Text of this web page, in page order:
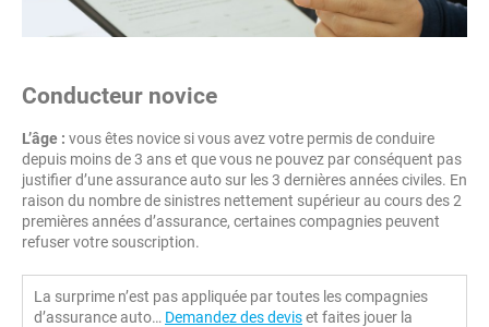
Conducteur novice
L’âge : vous êtes novice si vous avez votre permis de conduire
depuis moins de 3 ans et que vous ne pouvez par conséquent pas
justifier d’une assurance auto sur les 3 dernières années civiles. En
raison du nombre de sinistres nettement supérieur au cours des 2
premières années d’assurance, certaines compagnies peuvent
refuser votre souscription.
La surprime n’est pas appliquée par toutes les compagnies
d’assurance auto… Demandez des deviset faites jouer la